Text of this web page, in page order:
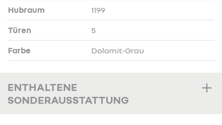
Hubraum 1199
Türen 5
Farbe Dolomit-Grau
ENTHALTENE
SONDERAUSSTATTUNG